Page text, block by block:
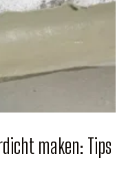
maken: Tips